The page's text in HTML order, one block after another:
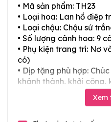
• Mã sản phẩm: TH23
• Loại hoa: Lan hồ điệp
• Loại chậu: Chậu sứ
• Số lượng cành hoa: 9
• Phụ kiện trang trí: Nơ
có)
• Dịp tặng phù hợp:
khánh thành, khởi công,
thọ, mừng cưới, tân gia
Xem